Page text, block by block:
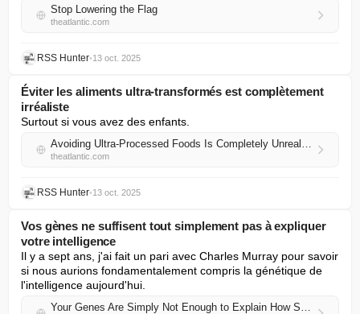
Stop Lowering the Flag
theatlantic.com
RSS Hunter•13 oct. 2025
Éviter les aliments ultra-transformés est complètement
irréaliste
Surtout si vous avez des enfants.
Avoiding Ultra-Processed Foods Is Completely Unrealistic
theatlantic.com
RSS Hunter•13 oct. 2025
Vos gènes ne suffisent tout simplement pas à expliquer
votre intelligence
Il y a sept ans, j'ai fait un pari avec Charles Murray pour savoir
si nous aurions fondamentalement compris la génétique de
l'intelligence aujourd'hui.
Your Genes Are Simply Not Enough to Explain How Smart You Are